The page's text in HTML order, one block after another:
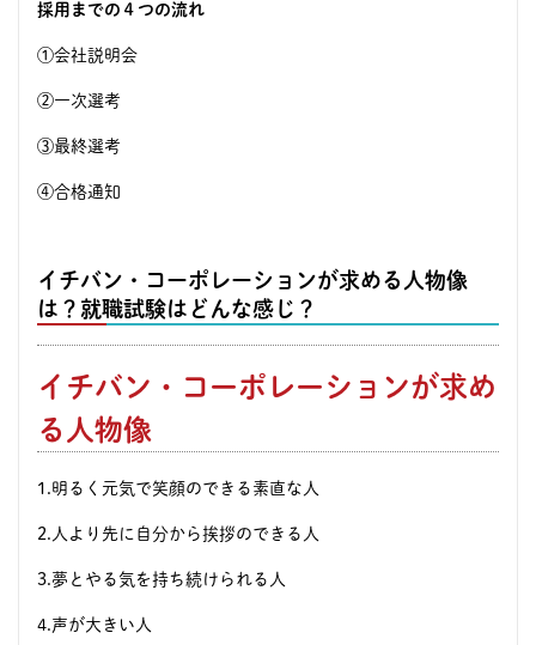
採用までの４つの流れ
①会社説明会
②一次選考
③最終選考
④合格通知
イチバン・コーポレーションが求める人物像
は？就職試験はどんな感じ？
イチバン・コーポレーションが求め
る人物像
1.明るく元気で笑顔のできる素直な人
2.人より先に自分から挨拶のできる人
3.夢とやる気を持ち続けられる人
4.声が大きい人